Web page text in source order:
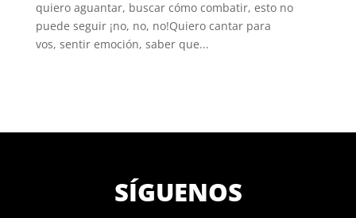
quiero aguantar, buscar cómo combatir, esto no
puede seguir ¡no, no, no!Quiero cantar para
vos, sentir emoción, saber que...
SÍGUENOS